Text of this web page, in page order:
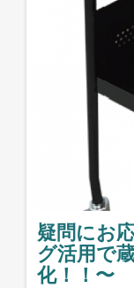
疑問にお
グ活用で
化！！〜